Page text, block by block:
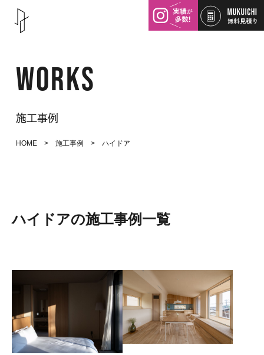
WORKS
施工事例
HOME> 施工事例 > ハイドア
ハイドアの施工事例一覧